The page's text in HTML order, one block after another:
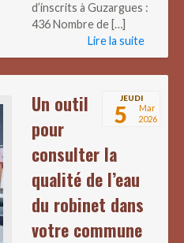
d’inscrits à Guzargues :
436 Nombre de […]
Lire la suite
JEUDI
5
Mar
2026
Un outil
pour
consulter la
qualité de l’eau
du robinet dans
votre commune